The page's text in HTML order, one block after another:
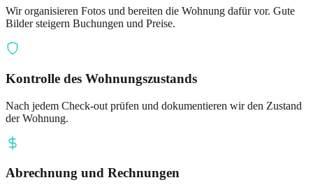
Wir organisieren Fotos und bereiten die Wohnung dafür vor. Gute
Bilder steigern Buchungen und Preise.
Kontrolle des Wohnungszustands
Nach jedem Check-out prüfen und dokumentieren wir den Zustand
der Wohnung.
Abrechnung und Rechnungen